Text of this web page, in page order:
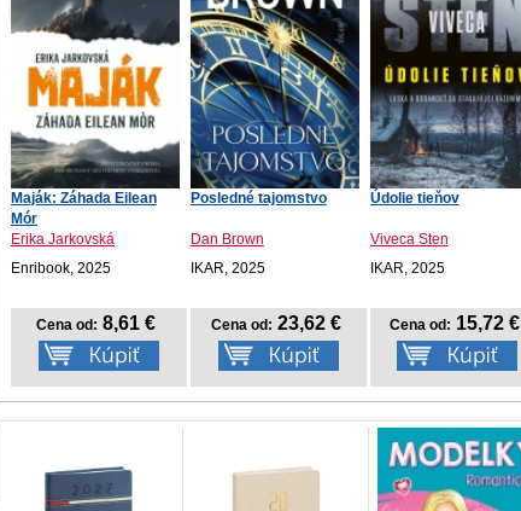
Maják: Záhada Eilean
Mór
Erika Jarkovská
Enribook, 2025
Cena od: 8,61 €
Posledné tajomstvo
Dan Brown
IKAR, 2025
Cena od: 23,62 €
Údolie tieňov
Viveca Sten
IKAR, 2025
Cena od: 15,72 €